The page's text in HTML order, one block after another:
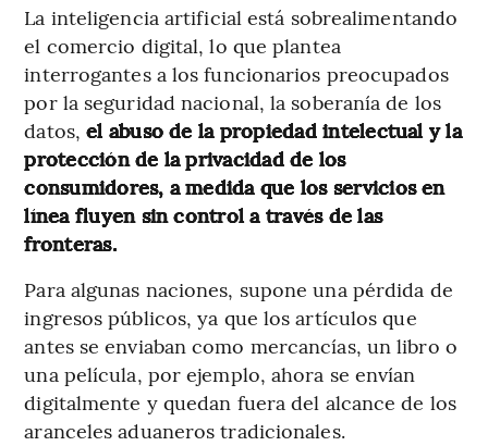
La inteligencia artificial está sobrealimentando
el comercio digital, lo que plantea
interrogantes a los funcionarios preocupados
por la seguridad nacional, la soberanía de los
datos,el abuso de la propiedad intelectual y la
protección de la privacidad de los
consumidores, a medida que los servicios en
línea fluyen sin control a través de las
fronteras.
Para algunas naciones, supone una pérdida de
ingresos públicos, ya que los artículos que
antes se enviaban como mercancías, un libro o
una película, por ejemplo, ahora se envían
digitalmente y quedan fuera del alcance de los
aranceles aduaneros tradicionales.